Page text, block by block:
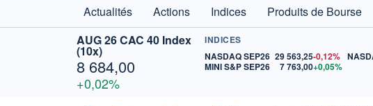
Actualités
Actions Indices Produits de Bourse
AUG 26 CAC 40 Index
(10x)
8 684,00
+0,02%
INDICES
NASDAQ SEP26 29 563,25-0,12%
MINI S&P SEP26
7 763,00+0,05%